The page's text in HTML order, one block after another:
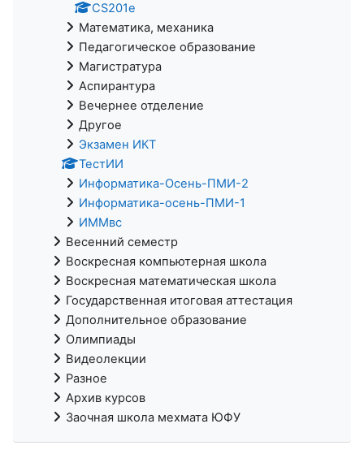
CS201e
Математика, механика
Педагогическое образование
Магистратура
Аспирантура
Вечернее отделение
Другое
Экзамен ИКТ
ТестИИ
Информатика-Осень-ПМИ-2
Информатика-осень-ПМИ-1
ИММвс
Весенний семестр
Воскресная компьютерная школа
Воскресная математическая школа
Государственная итоговая аттестация
Дополнительное образование
Олимпиады
Видеолекции
Разное
Архив курсов
Заочная школа мехмата ЮФУ